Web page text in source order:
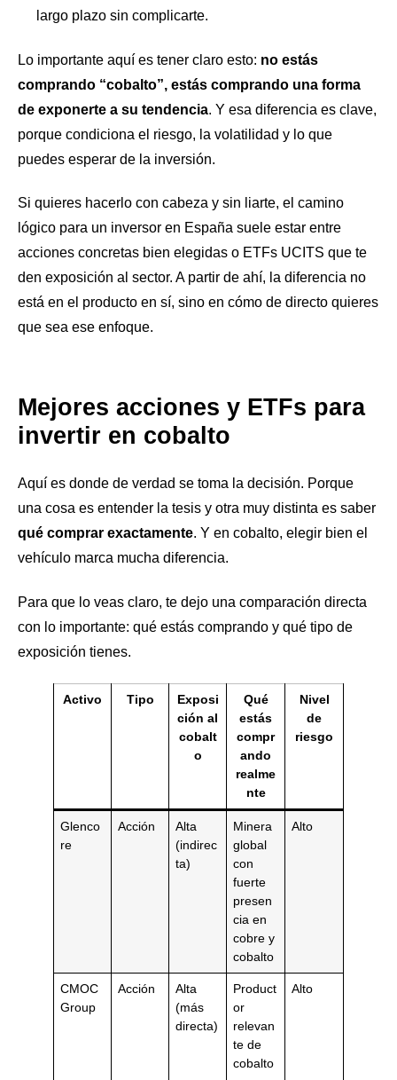
largo plazo sin complicarte.
Lo importante aquí es tener claro esto: no estás
comprando “cobalto”, estás comprando una forma
de exponerte a su tendencia. Y esa diferencia es clave,
porque condiciona el riesgo, la volatilidad y lo que
puedes esperar de la inversión.
Si quieres hacerlo con cabeza y sin liarte, el camino
lógico para un inversor en España suele estar entre
acciones concretas bien elegidas o ETFs UCITS que te
den exposición al sector. A partir de ahí, la diferencia no
está en el producto en sí, sino en cómo de directo quieres
que sea ese enfoque.
Mejores acciones y ETFs para
invertir en cobalto
Aquí es donde de verdad se toma la decisión. Porque
una cosa es entender la tesis y otra muy distinta es saber
qué comprar exactamente. Y en cobalto, elegir bien el
vehículo marca mucha diferencia.
Para que lo veas claro, te dejo una comparación directa
con lo importante: qué estás comprando y qué tipo de
exposición tienes.
Activo Tipo
Exposi
ción al
cobalt
o
Qué
estás
compr
ando
realme
nte
Nivel
de
riesgo
Glenco
re
Acción
Alta
(indirec
ta)
Minera
global
con
fuerte
presen
cia en
cobre y
cobalto
Alto
CMOC
Group
Acción
Alta
(más
directa)
Product
or
relevan
te de
cobalto
Alto